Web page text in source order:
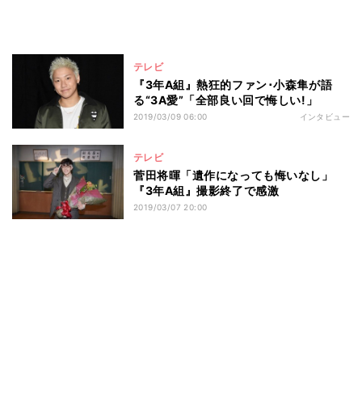
テレビ
『3年A組』熱狂的ファン･小森隼が語
る“3A愛”「全部良い回で悔しい!」
2019/03/09 06:00 インタビュー
テレビ
菅田将暉「遺作になっても悔いなし」
『3年A組』撮影終了で感激
2019/03/07 20:00